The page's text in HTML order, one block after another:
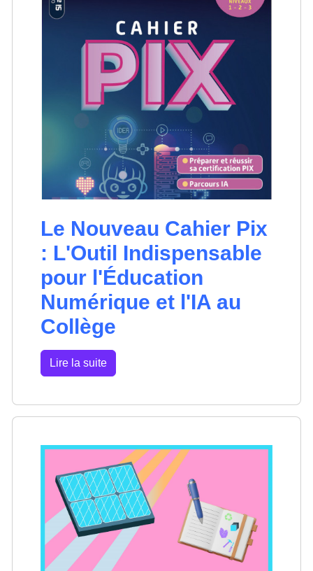
Le Nouveau Cahier Pix
: L'Outil Indispensable
pour l'Éducation
Numérique et l'IA au
Collège
Lire la suite